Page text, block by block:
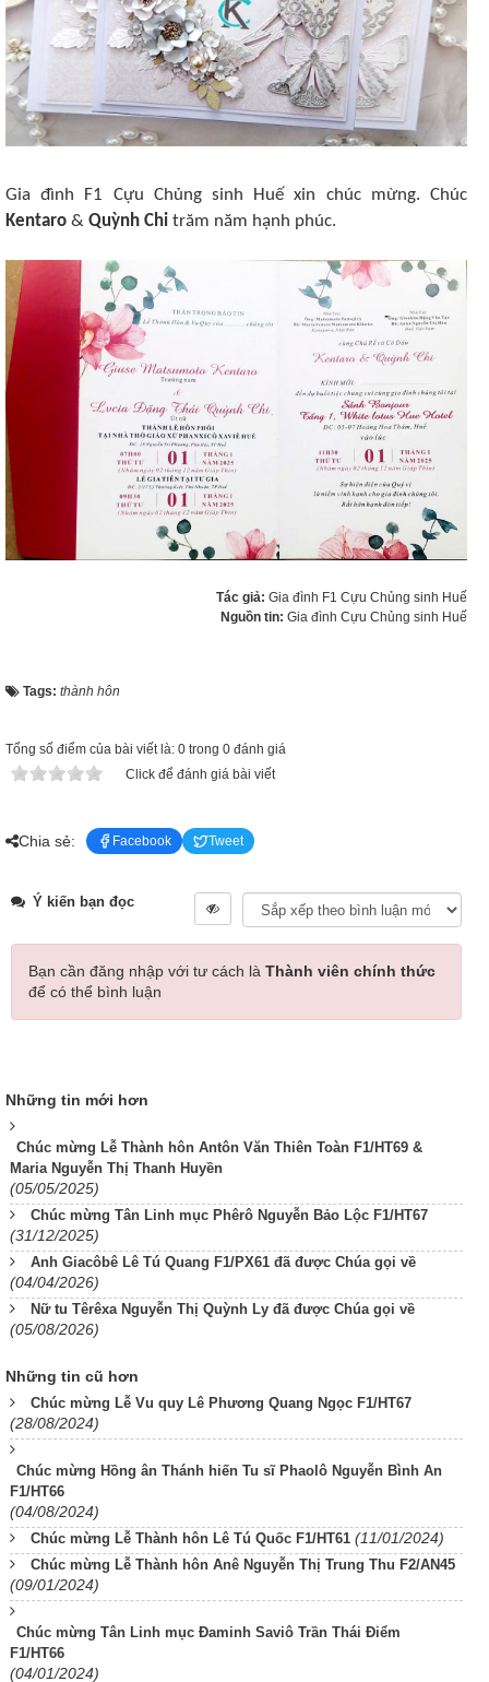
Gia đình F1 Cựu Chủng sinh Huế xin chúc mừng. Chúc
Kentaro & Quỳnh Chi trăm năm hạnh phúc.
Tác giả: Gia đình F1 Cựu Chủng sinh Huế
Nguồn tin: Gia đình Cựu Chủng sinh Huế
Tags: thành hôn
Tổng số điểm của bài viết là: 0 trong 0 đánh giá
Click để đánh giá bài viết
Chia sẻ: Facebook Tweet
Ý kiến bạn đọc
Bạn cần đăng nhập với tư cách là Thành viên chính thức
để có thể bình luận
Những tin mới hơn
Chúc mừng Lễ Thành hôn Antôn Văn Thiên Toàn F1/HT69 &
Maria Nguyễn Thị Thanh Huyền
(05/05/2025)
Chúc mừng Tân Linh mục Phêrô Nguyễn Bảo Lộc F1/HT67
(31/12/2025)
Anh Giacôbê Lê Tú Quang F1/PX61 đã được Chúa gọi về
(04/04/2026)
Nữ tu Têrêxa Nguyễn Thị Quỳnh Ly đã được Chúa gọi về
(05/08/2026)
Những tin cũ hơn
Chúc mừng Lễ Vu quy Lê Phương Quang Ngọc F1/HT67
(28/08/2024)
Chúc mừng Hồng ân Thánh hiến Tu sĩ Phaolô Nguyễn Bình An
F1/HT66
(04/08/2024)
Chúc mừng Lễ Thành hôn Lê Tú Quốc F1/HT61 (11/01/2024)
Chúc mừng Lễ Thành hôn Anê Nguyễn Thị Trung Thu F2/AN45
(09/01/2024)
Chúc mừng Tân Linh mục Đaminh Saviô Trần Thái Điểm
F1/HT66
(04/01/2024)